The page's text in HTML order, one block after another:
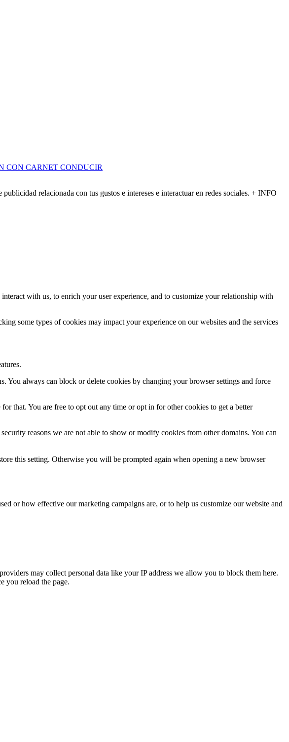
CON CARNET CONDUCIR
relacionada con tus gustos e intereses e interactuar en redes sociales. + INFO
with us, to enrich your user experience, and to customize your relationship with
some types of cookies may impact your experience on our websites and the services
You always can block or delete cookies by changing your browser settings and force
that. You are free to opt out any time or opt in for other cookies to get a better
reasons we are not able to show or modify cookies from other domains. You can
this setting. Otherwise you will be prompted again when opening a new browser
or how effective our marketing campaigns are, or to help us customize our website and
may collect personal data like your IP address we allow you to block them here.
you reload the page.